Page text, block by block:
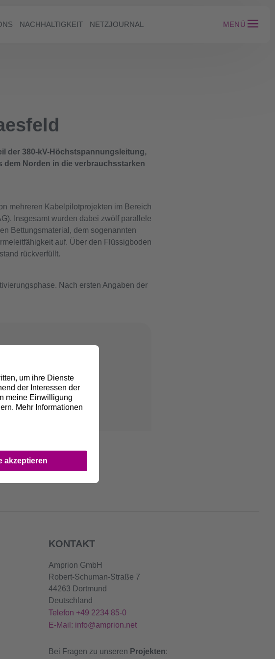
NACHHALTIGKEIT NETZJOURNAL MENÜ
der 380-kV-Höchstspannungsleitung,
dem Norden in die verbrauchsstarken
mehreren Kabelpilotprojekten im Bereich
Insgesamt wurden dabei zwölf parallele
Bettungsmaterial, dem sogenannten
auf. Über den Flüssigboden
rückverfüllt.
Nach ersten Angaben der
KONTAKT
Amprion GmbH
Robert-Schuman-Straße 7
44263 Dortmund
Deutschland
Telefon +49 2234 85-0
E-Mail: info@amprion.net
Bei Fragen zu unseren Projekten: